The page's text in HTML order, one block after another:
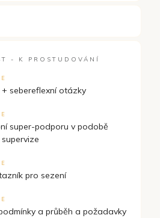
- K PROSTUDOVÁNÍ
+ sebereflexní otázky
super-podporu v podobě
pro sezení
a průběh a požadavky